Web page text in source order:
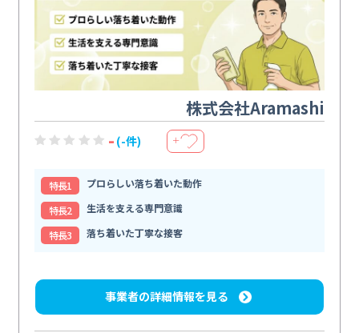
株式会社Aramashi
- (-件) ＋
特⻑1
プロらしい落ち着いた動作
特⻑2
生活を支える専門意識
特⻑3
落ち着いた丁寧な接客
事業者の詳細情報を見る